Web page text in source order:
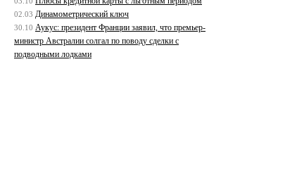
02.03 Динамометрический ключ
30.10 Аукус: президент Франции заявил, что премьер-
министр Австралии солгал по поводу сделки с
подводными лодками